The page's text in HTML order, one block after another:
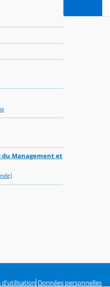
du Management et
d'utilisation Données personnelles